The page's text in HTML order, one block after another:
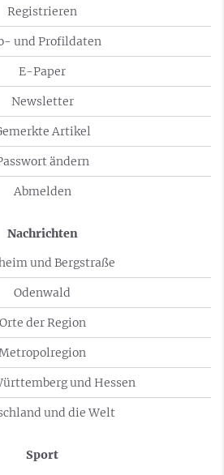
Registrieren
und Profildaten
E-Paper
Newsletter
Artikel
ändern
Abmelden
Nachrichten
und Bergstraße
Odenwald
Orte der Region
und Hessen
und die Welt
Sport